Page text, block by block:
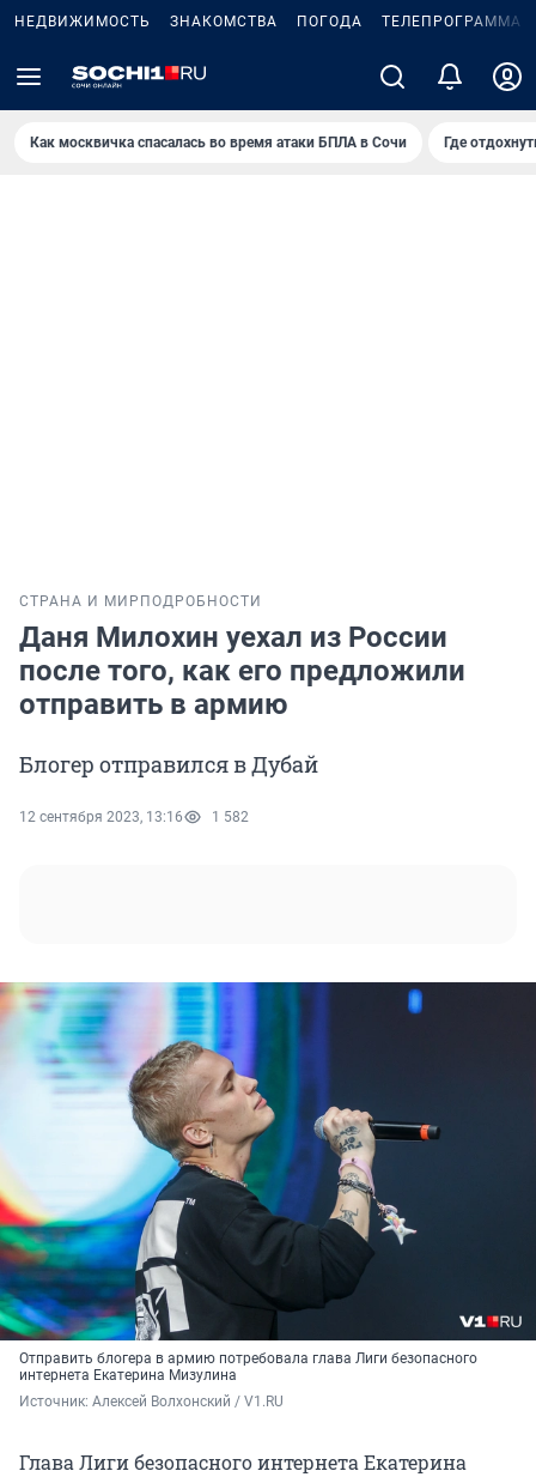
НЕДВИЖИМОСТЬ ЗНАКОМСТВА ПОГОДА ТЕЛЕПРОГРАММА
Как москвичка спасалась во время атаки БПЛА в Сочи Где
СТРАНА И МИР ПОДРОБНОСТИ
Даня Милохин уехал из России
после того, как его предложили
отправить в армию
Блогер отправился в Дубай
12 сентября 2023, 13:16 1 582
Отправить блогера в армию потребовала глава Лиги безопасного
интернета Екатерина Мизулина
Источник: Алексей Волхонский / V1.RU
Глава Лиги безопасного интернета Екатерина